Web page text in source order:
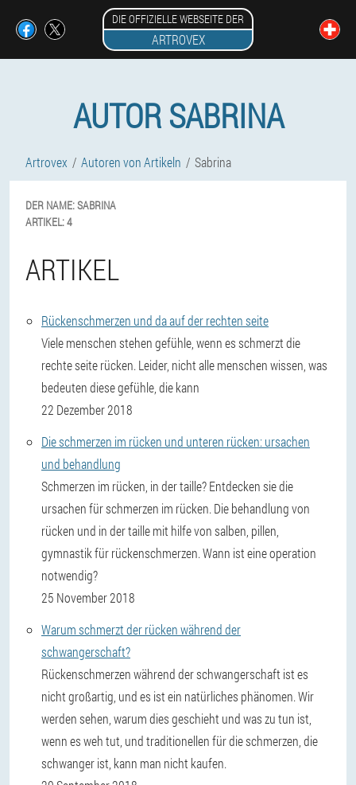
DIE OFFIZIELLE WEBSEITE DER
ARTROVEX
AUTOR SABRINA
Artrovex Autoren von Artikeln Sabrina
DER NAME:SABRINA
ARTIKEL:4
ARTIKEL
Rückenschmerzen und da auf der rechten seite
Viele menschen stehen gefühle, wenn es schmerzt die
rechte seite rücken. Leider, nicht alle menschen wissen, was
bedeuten diese gefühle, die kann
22 Dezember 2018
Die schmerzen im rücken und unteren rücken: ursachen
und behandlung
Schmerzen im rücken, in der taille? Entdecken sie die
ursachen für schmerzen im rücken. Die behandlung von
rücken und in der taille mit hilfe von salben, pillen,
gymnastik für rückenschmerzen. Wann ist eine operation
notwendig?
25 November 2018
Warum schmerzt der rücken während der
schwangerschaft?
Rückenschmerzen während der schwangerschaft ist es
nicht großartig, und es ist ein natürliches phänomen. Wir
werden sehen, warum dies geschieht und was zu tun ist,
wenn es weh tut, und traditionellen für die schmerzen, die
schwanger ist, kann man nicht kaufen.